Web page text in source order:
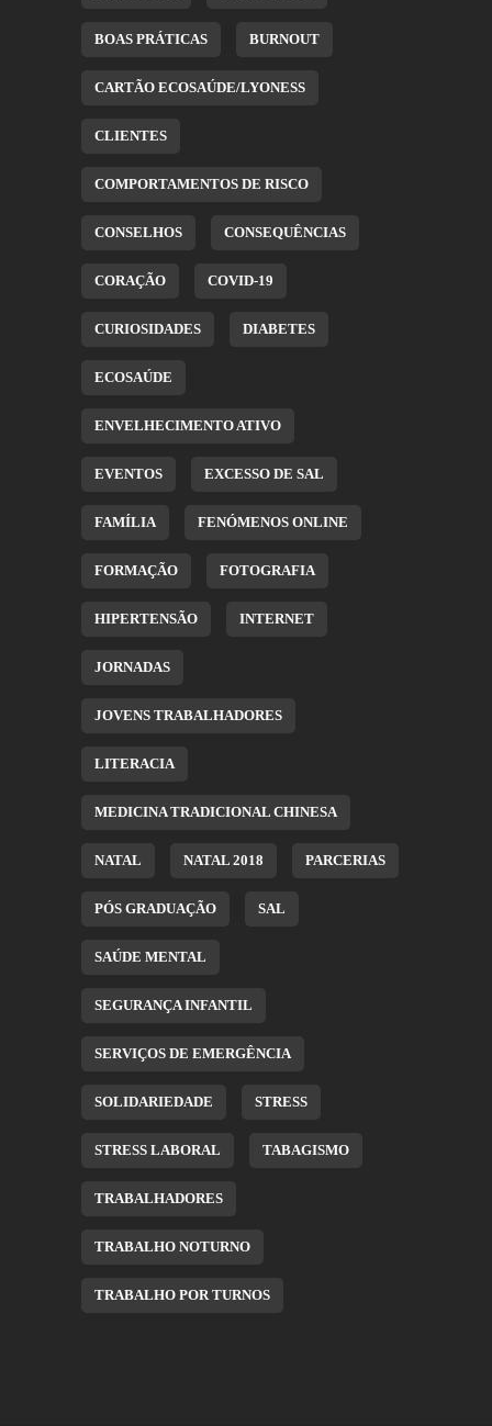
BOAS PRÁTICAS BURNOUT
CARTÃO ECOSAÚDE/LYONESS
CLIENTES
COMPORTAMENTOS DE RISCO
CONSELHOS CONSEQUÊNCIAS
CORAÇÃO COVID-19
CURIOSIDADES DIABETES
ECOSAÚDE
ENVELHECIMENTO ATIVO
EVENTOS EXCESSO DE SAL
FAMÍLIA FENÓMENOS ONLINE
FORMAÇÃO FOTOGRAFIA
HIPERTENSÃO INTERNET
JORNADAS
JOVENS TRABALHADORES
LITERACIA
MEDICINA TRADICIONAL CHINESA
NATAL NATAL 2018 PARCERIAS
PÓS GRADUAÇÃO SAL
SAÚDE MENTAL
SEGURANÇA INFANTIL
SERVIÇOS DE EMERGÊNCIA
SOLIDARIEDADE STRESS
STRESS LABORAL TABAGISMO
TRABALHADORES
TRABALHO NOTURNO
TRABALHO POR TURNOS